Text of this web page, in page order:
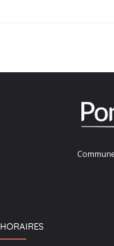
HORAIRES